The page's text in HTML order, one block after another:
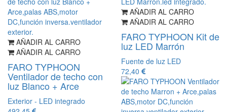
AÑADIR AL CARRO
AÑADIR AL CARRO
FARO TYPHOON
Ventilador de techo con
luz Blanco + Arce
Exterior - LED integrado
AÑADIR AL CARRO
AÑADIR AL CARRO
FARO TYPHOON Kit de
luz LED Marrón
Fuente de luz LED
72,40